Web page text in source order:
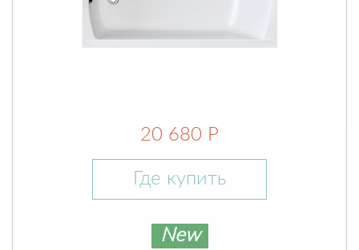
20 680 Р
Где купить
New